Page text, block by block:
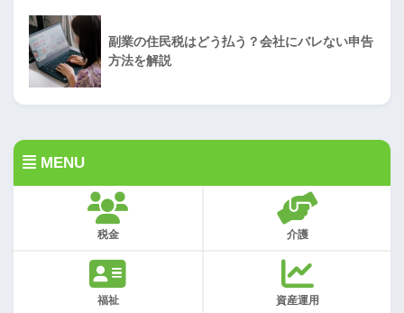
副業の住民税はどう払う？会社にバレない申告
方法を解説
MENU
税金 介護
福祉 資産運用